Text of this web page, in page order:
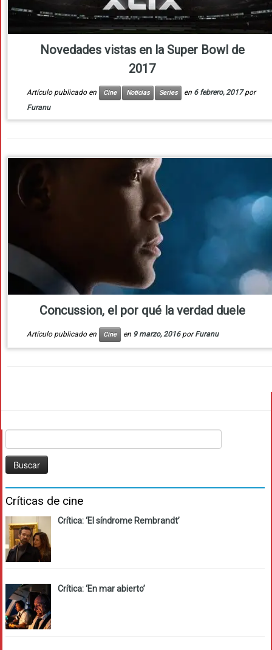
Novedades vistas en la Super Bowl de
2017
Artículo publicado en Cine Noticias Series en 6 febrero, 2017 por
Furanu
Concussion, el por qué la verdad duele
Artículo publicado en Cine en 9 marzo, 2016 porFuranu
Críticas de cine
Crítica: ‘El síndrome Rembrandt’
Crítica: ‘En mar abierto’